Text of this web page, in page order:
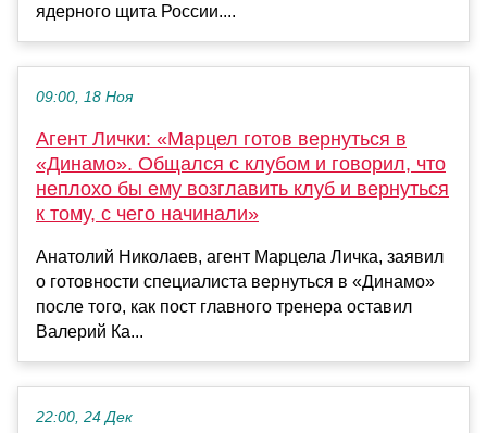
ядерного щита России....
09:00, 18 Ноя
Агент Лички: «Марцел готов вернуться в
«Динамо». Общался с клубом и говорил, что
неплохо бы ему возглавить клуб и вернуться
к тому, с чего начинали»
Анатолий Николаев, агент Марцела Личка, заявил
о готовности специалиста вернуться в «Динамо»
после того, как пост главного тренера оставил
Валерий Ка...
22:00, 24 Дек